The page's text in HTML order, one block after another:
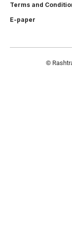
Terms and
E-paper
©